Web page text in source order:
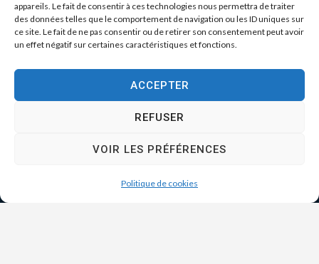
appareils. Le fait de consentir à ces technologies nous permettra de traiter
des données telles que le comportement de navigation ou les ID uniques sur
ce site. Le fait de ne pas consentir ou de retirer son consentement peut avoir
un effet négatif sur certaines caractéristiques et fonctions.
ACCEPTER
REFUSER
VOIR LES PRÉFÉRENCES
Politique de cookies